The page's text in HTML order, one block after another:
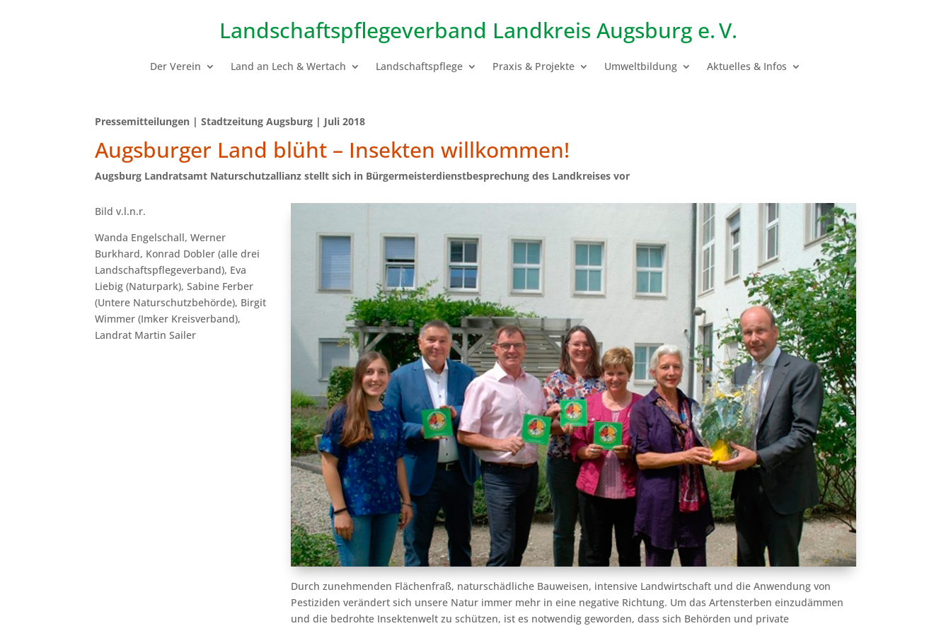
Landschaftspflegeverband Landkreis Augsburg e. V.
Der Verein Land an Lech & Wertach Landschaftspflege Praxis & Projekte Umweltbildung Aktuelles & Infos
Pressemitteilungen | Stadtzeitung Augsburg | Juli 2018
Augsburger Land blüht – Insekten willkommen!
Augsburg Landratsamt Naturschutzallianz stellt sich in Bürgermeisterdienstbesprechung des Landkreises vor
Bild v.l.n.r.
Wanda Engelschall, Werner
Burkhard, Konrad Dobler (alle drei
Landschaftspflegeverband), Eva
Liebig (Naturpark), Sabine Ferber
(Untere Naturschutzbehörde), Birgit
Wimmer (Imker Kreisverband),
Landrat Martin Sailer
Durch zunehmenden Flächenfraß, naturschädliche Bauweisen, intensive Landwirtschaft und die Anwendung von
Pestiziden verändert sich unsere Natur immer mehr in eine negative Richtung. Um das Artensterben einzudämmen
und die bedrohte Insektenwelt zu schützen, ist es notwendig geworden, dass sich Behörden und private